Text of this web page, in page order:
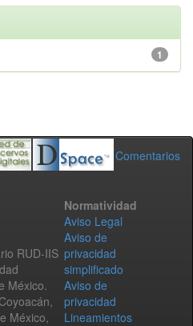
1
Comentarios
RUD-IIS
México.
México,
Normatividad
Aviso Legal
Aviso de
privacidad
simplificado
Aviso de
privacidad
Lineamientos